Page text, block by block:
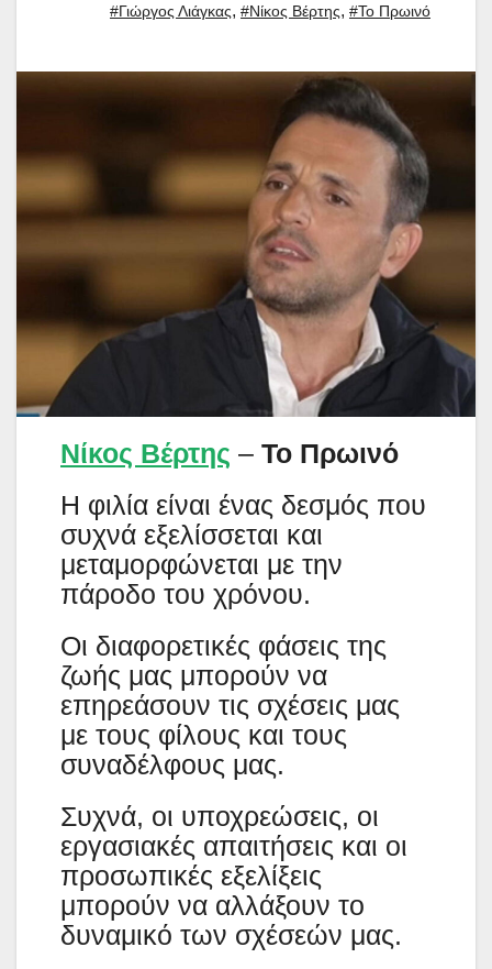
#Γιώργος Λιάγκας, #Νίκος Βέρτης, #Το Πρωινό
Νίκος Βέρτης – Το Πρωινό
Η φιλία είναι ένας δεσμός που
συχνά εξελίσσεται και
μεταμορφώνεται με την
πάροδο του χρόνου.
Οι διαφορετικές φάσεις της
ζωής μας μπορούν να
επηρεάσουν τις σχέσεις μας
με τους φίλους και τους
συναδέλφους μας.
Συχνά, οι υποχρεώσεις, οι
εργασιακές απαιτήσεις και οι
προσωπικές εξελίξεις
μπορούν να αλλάξουν το
δυναμικό των σχέσεών μας.